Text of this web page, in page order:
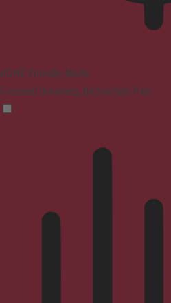
ADHD Friendly Mode
Focused browsing, distraction-free